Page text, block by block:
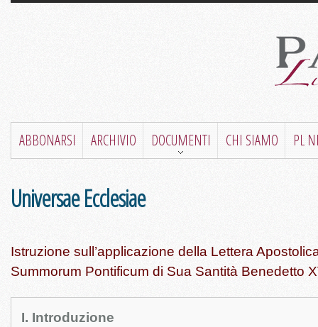
ABBONARSI ARCHIVIO DOCUMENTI CHI SIAMO PL
Universae Ecclesiae
Istruzione sull’applicazione della Lettera
Summorum Pontificum di Sua Santità Benedetto
I. Introduzione